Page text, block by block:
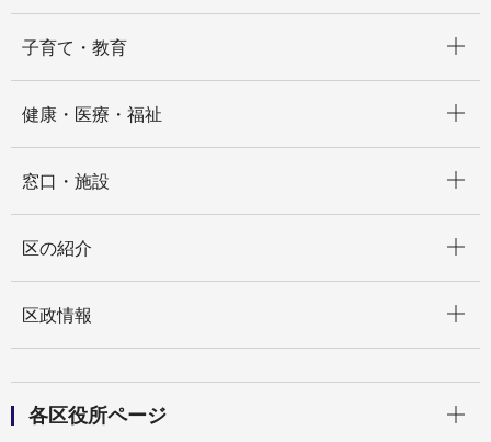
子育て・教育
健康・医療・福祉
窓口・施設
区の紹介
区政情報
各区役所ページ